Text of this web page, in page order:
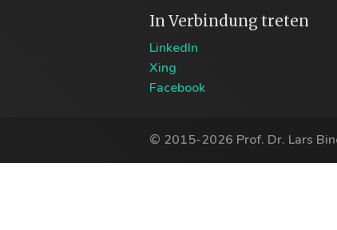
In Verbindung treten
LinkedIn
Xing
Facebook
© 2015-2026 Prof. Dr. Lars